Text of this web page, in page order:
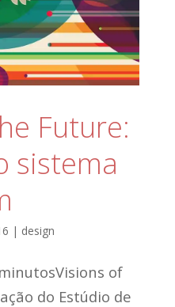
Future:
sistema
| design
of
do Estúdio de